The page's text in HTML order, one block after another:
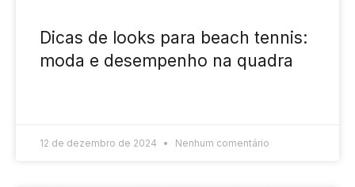
Dicas de looks para beach tennis:
moda e desempenho na quadra
12 de dezembro de 2024 Nenhum comentário